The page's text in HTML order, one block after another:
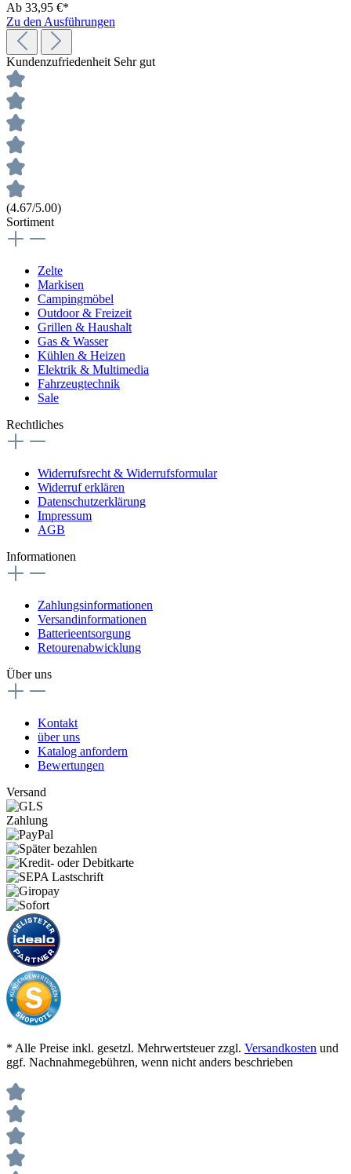
Ab 33,95 €*
Zu den Ausführungen
Kundenzufriedenheit Sehr gut
(4.67/5.00)
Sortiment
Zelte
Markisen
Campingmöbel
Outdoor & Freizeit
Grillen & Haushalt
Gas & Wasser
Kühlen & Heizen
Elektrik & Multimedia
Fahrzeugtechnik
Sale
Rechtliches
Widerrufsrecht & Widerrufsformular
Widerruf erklären
Datenschutzerklärung
Impressum
AGB
Informationen
Zahlungsinformationen
Versandinformationen
Batterieentsorgung
Retourenabwicklung
Über uns
Kontakt
über uns
Katalog anfordern
Bewertungen
Versand
Zahlung
* Alle Preise inkl. gesetzl. Mehrwertsteuer zzgl. Versandkosten und
ggf. Nachnahmegebühren, wenn nicht anders beschrieben